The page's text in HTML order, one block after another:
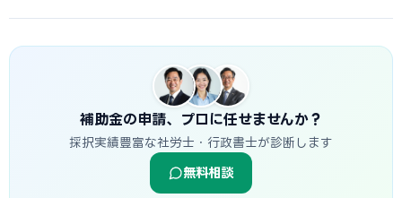
補助金の申請、プロに任せませんか？
採択実績豊富な社労士・行政書士が診断します
無料相談